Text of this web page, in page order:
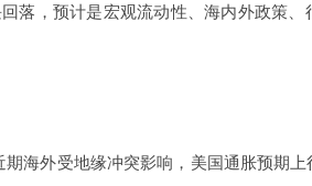
落，预计是宏观流动性、海内外政策
期海外受地缘冲突影响，美国通胀预期